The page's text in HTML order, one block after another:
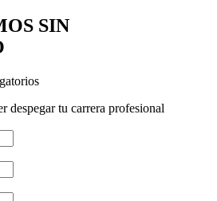
SIN
despegar tu carrera profesional